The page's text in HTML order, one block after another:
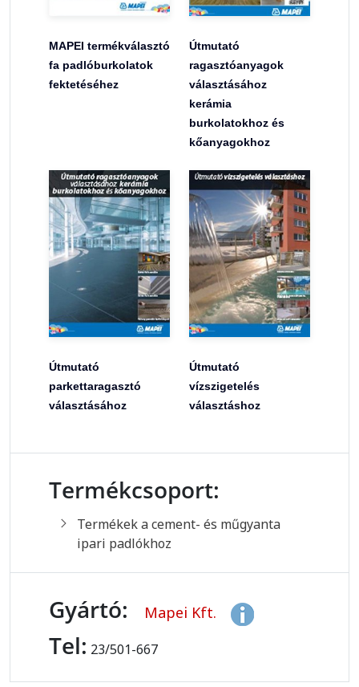
MAPEI termékválasztó
fa padlóburkolatok
fektetéséhez
Útmutató
ragasztóanyagok
választásához
kerámia
burkolatokhoz és
kőanyagokhoz
Útmutató
parkettaragasztó
választásához
Útmutató
vízszigetelés
választáshoz
Termékcsoport:
Termékek a cement- és műgyanta
ipari padlókhoz
Gyártó: Mapei Kft.
Tel: 23/501-667